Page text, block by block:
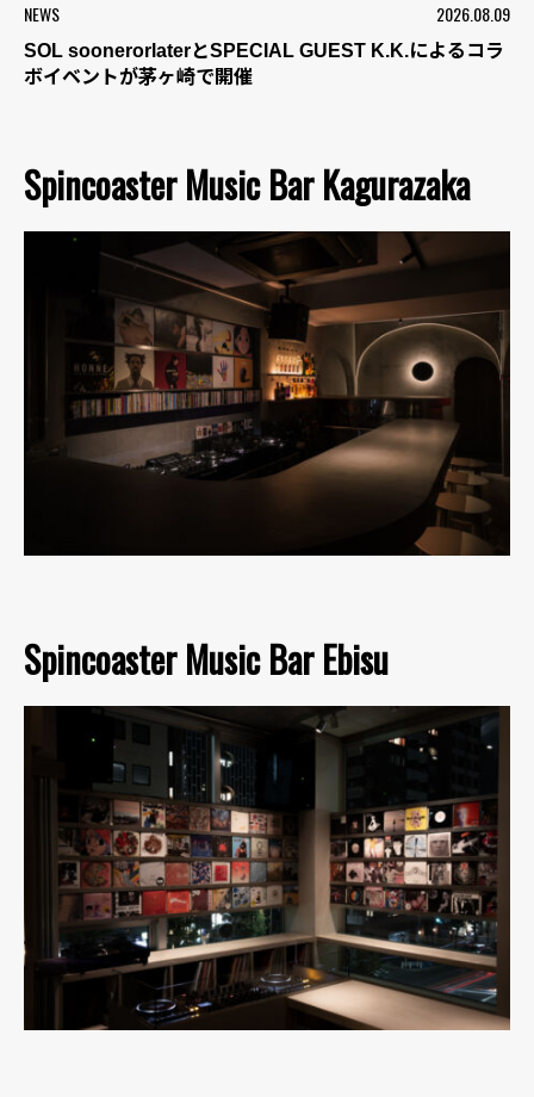
NEWS 2026.08.09
SOL soonerorlaterとSPECIAL GUEST K.K.によるコラ
ボイベントが茅ヶ崎で開催
Spincoaster Music Bar Kagurazaka
Spincoaster Music Bar Ebisu